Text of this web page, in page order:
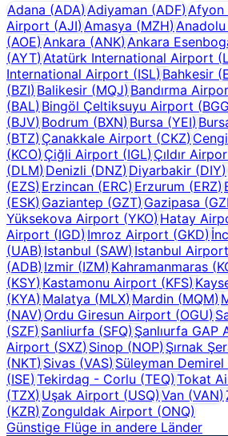
Adana (ADA)Adiyaman (ADF)Afyon
Airport (AJI)Amasya (MZH)
(AOE)Ankara (ANK) Ankara
(AYT)Atatürk International Airport (
International Airport (ISL)Bahkesir (
(BZI)Balikesir (MQJ) Bandırma
(BAL)Bingöl Çeltiksuyu Airport (BGG
(BJV)Bodrum (BXN) Bursa (YEI)
(BTZ)Çanakkale Airport (CKZ)
(KCO)Çiğli Airport (IGL) Çıldır
(DLM)Denizli (DNZ) Diyarbakir (DIY)
(EZS)Erzincan (ERC)Erzurum (ERZ)
(ESK)Gaziantep (GZT) Gazipasa (
Yüksekova Airport (YKO)Hatay
Airport (IGD)Imroz Airport (GKD)
(UAB)Istanbul (SAW) Istanbul Airport
(ADB)Izmir (IZM) Kahramanmaras (
(KSY)Kastamonu Airport (KFS)
(KYA)Malatya (MLX) Mardin (MQM)
(NAV)Ordu Giresun Airport (OGU)
(SZF)Sanliurfa (SFQ) Şanlıurfa GAP
Airport (SXZ)Sinop (NOP) Şırnak
(NKT)Sivas (VAS) Süleyman
(ISE)Tekirdag - Corlu (TEQ) Tokat
(TZX)Uşak Airport (USQ) Van (VAN)
(KZR)Zonguldak Airport (ONQ)
Günstige Flüge in andere Länder